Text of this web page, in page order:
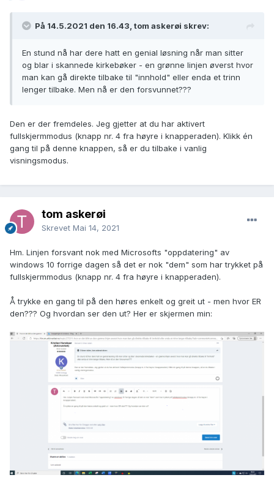
På 14.5.2021 den 16.43, tom askerøi skrev:
En stund nå har dere hatt en genial løsning når man sitter
og blar i skannede kirkebøker - en grønne linjen øverst hvor
man kan gå direkte tilbake til "innhold" eller enda et trinn
lenger tilbake. Men nå er den forsvunnet???
Den er der fremdeles. Jeg gjetter at du har aktivert
fullskjermmodus (knapp nr. 4 fra høyre i knapperaden). Klikk én
gang til på denne knappen, så er du tilbake i vanlig
visningsmodus.
tom askerøi
Skrevet Mai 14, 2021
Hm. Linjen forsvant nok med Microsofts "oppdatering" av
windows 10 forrige dagen så det er nok "dem" som har trykket på
fullskjermmodus (knapp nr. 4 fra høyre i knapperaden).
Å trykke en gang til på den høres enkelt og greit ut - men hvor ER
den??? Og hvordan ser den ut? Her er skjermen min: